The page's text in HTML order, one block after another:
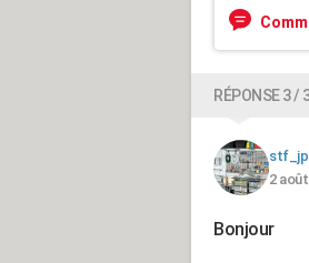
RÉPONSE 3 /
2 août
Bonjour